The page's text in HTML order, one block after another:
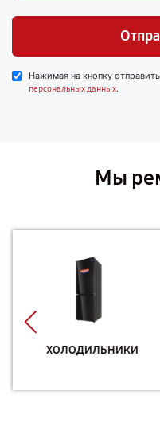
Нажимая на кнопку
персональных данных.
Мы
ХОЛОДИЛЬНИКИ